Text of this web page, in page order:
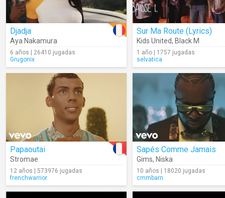
Djadja
Aya Nakamura
6 años | 26410 jugadas
Grugonix
Sur Ma Route (Lyrics)
Kids United, Black M
1 año | 1757 jugadas
selvatica
Papaoutai
Stromae
12 años | 573976 jugadas
frenchwarrior
Sapés Comme Jamais
Gims, Niska
10 años | 18020 jugadas
cmmbarn